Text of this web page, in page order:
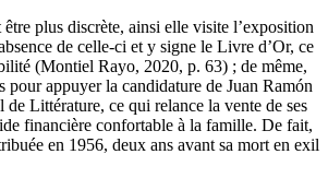
plus discrète, ainsi elle visite l’exposition
de celle-ci et y signe le Livre d’Or, ce
(Montiel Rayo, 2020, p. 63) ; de même,
pour appuyer la candidature de Juan Ramón
Littérature, ce qui relance la vente de ses
financière confortable à la famille. De fait,
en 1956, deux ans avant sa mort en exil